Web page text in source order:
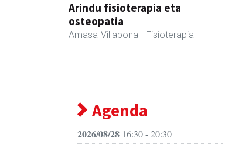
Arindu fisioterapia eta
osteopatia
Amasa-Villabona - Fisioterapia
Agenda
2026/08/28 16:30 - 20:30